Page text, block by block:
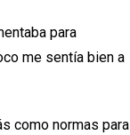
para
me sentía bien a
como normas para